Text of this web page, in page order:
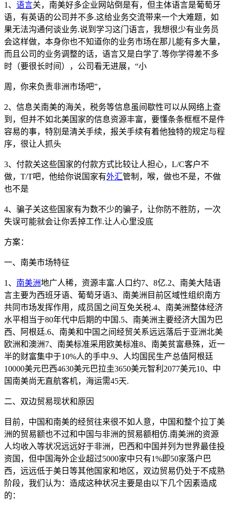
1、 语言关，南美好多企业网站倒是有，但主体语言是葡萄牙
语，有英语的公司并不多.这给业务交流带来一个大难题，如
果无法沟通何谈业务.说到学习这门语言，我想很少有业务员
会这样做，本身你也不知道你的业务市场在那儿能有多大量，
而且公司的业务调整的话，语言又是白学了.等你学得差不多
时（要很长时间），公司看无进展，“小
周，你来负责非洲市场吧”，
2、信息关南美的海关，税务等信息虽间歇性可以从网络上查
到，但并不如北美国家的信息资源丰富，要懂条条框框不是件
容易的事，特别是清关手续，报关手续有着他独特的规定与程
序，很让人抓头
3、付款关这些国家的付款方式比较让人担心，L/C客户不
做，T/T吧，他给你说国家有外汇管制，喉，做也不是，不做
也不是
4、骗子关这些国家有为数不少的骗子，让你防不胜防，一次
失误可能就会让你丢掉工作.让人心里没底
方案：
一、南美市场特征
1、 南美洲地广人稀，资源丰富.人口约7、8亿.2、南美大陆语
言主要为西班牙语、葡萄牙语3、南美洲目前区域性组织南方
共同市场发挥作用，成员国之间互免关税.4、南美洲整体经济
水平相当于80年代中后期的中国.5、南美洲主要经济大国为巴
西、阿根廷.6、南美和中国之间经贸关系远远落后于亚洲北美
欧洲和澳洲7、南美标准采用欧美标准8、南美贫富悬殊，近一
半的财富集中于10%人的手中.9、人均国民生产总值阿根廷
10000美元巴西4630美元巴拉圭3650美元智利2077美元10、中
国南美尚无直航客机，海运需45天.
二、双边贸易现状和原因
目前，中国和南美的经贸往来很不如人意，中国和整个拉丁美
洲的贸易额也不过和中国与非洲的贸易额相仿.南美洲的资源
人均收入等状况远远好于非洲，巴西和中国并列为世界最佳投
资国，但中国海外企业超过5000家中只有1%即50家落户巴
西，远远低于美日等其他国家和地区，双边贸易仍处于不成熟
阶段，我们认为：造成这种状况主要是由以下几个因素造成
的：